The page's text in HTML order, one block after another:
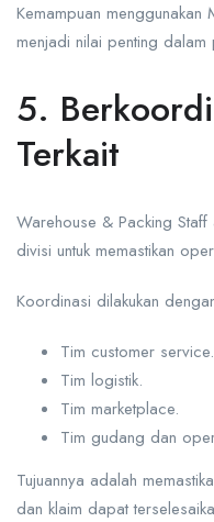
Kemampuan
menjadi nilai penting dalam
5.
Terkait
Warehouse & Packing
divisi untuk memastikan
Koordinasi dilakukan
Tim customer service.
Tim logistik.
Tim marketplace.
Tim gudang dan
Tujuannya adalah
dan klaim dapat